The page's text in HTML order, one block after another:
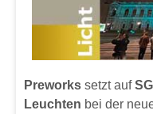
Preworks setzt auf
Leuchten bei der